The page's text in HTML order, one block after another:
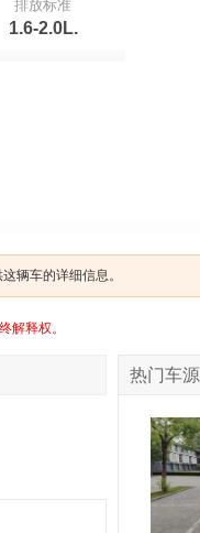
排放标准
1.6-2.0L.
辆车的详细信息。
解释权。
热门车源